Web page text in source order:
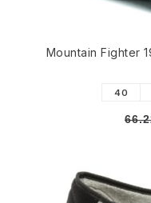
Mountain Fighter
40